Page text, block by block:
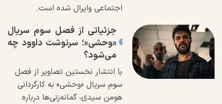
اجتماعی وایرال شده است.
جزئیاتی از فصل سوم سریال
«وحشی»؛ سرنوشت داوود چه
می‌شود؟
با انتشار نخستین تصاویر از فصل
سوم سریال «وحشی» به کارگردانی
هومن سیدی، گمانه‌زنی‌ها درباره